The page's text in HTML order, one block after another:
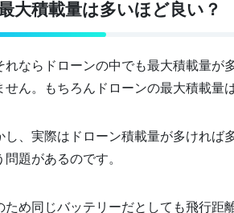
大積載量は多いほど良い？
れならドローンの中でも最大積載量
せん。もちろんドローンの最大積載量
し、実際はドローン積載量が多ければ
問題があるのです。
ため同じバッテリーだとしても飛行距